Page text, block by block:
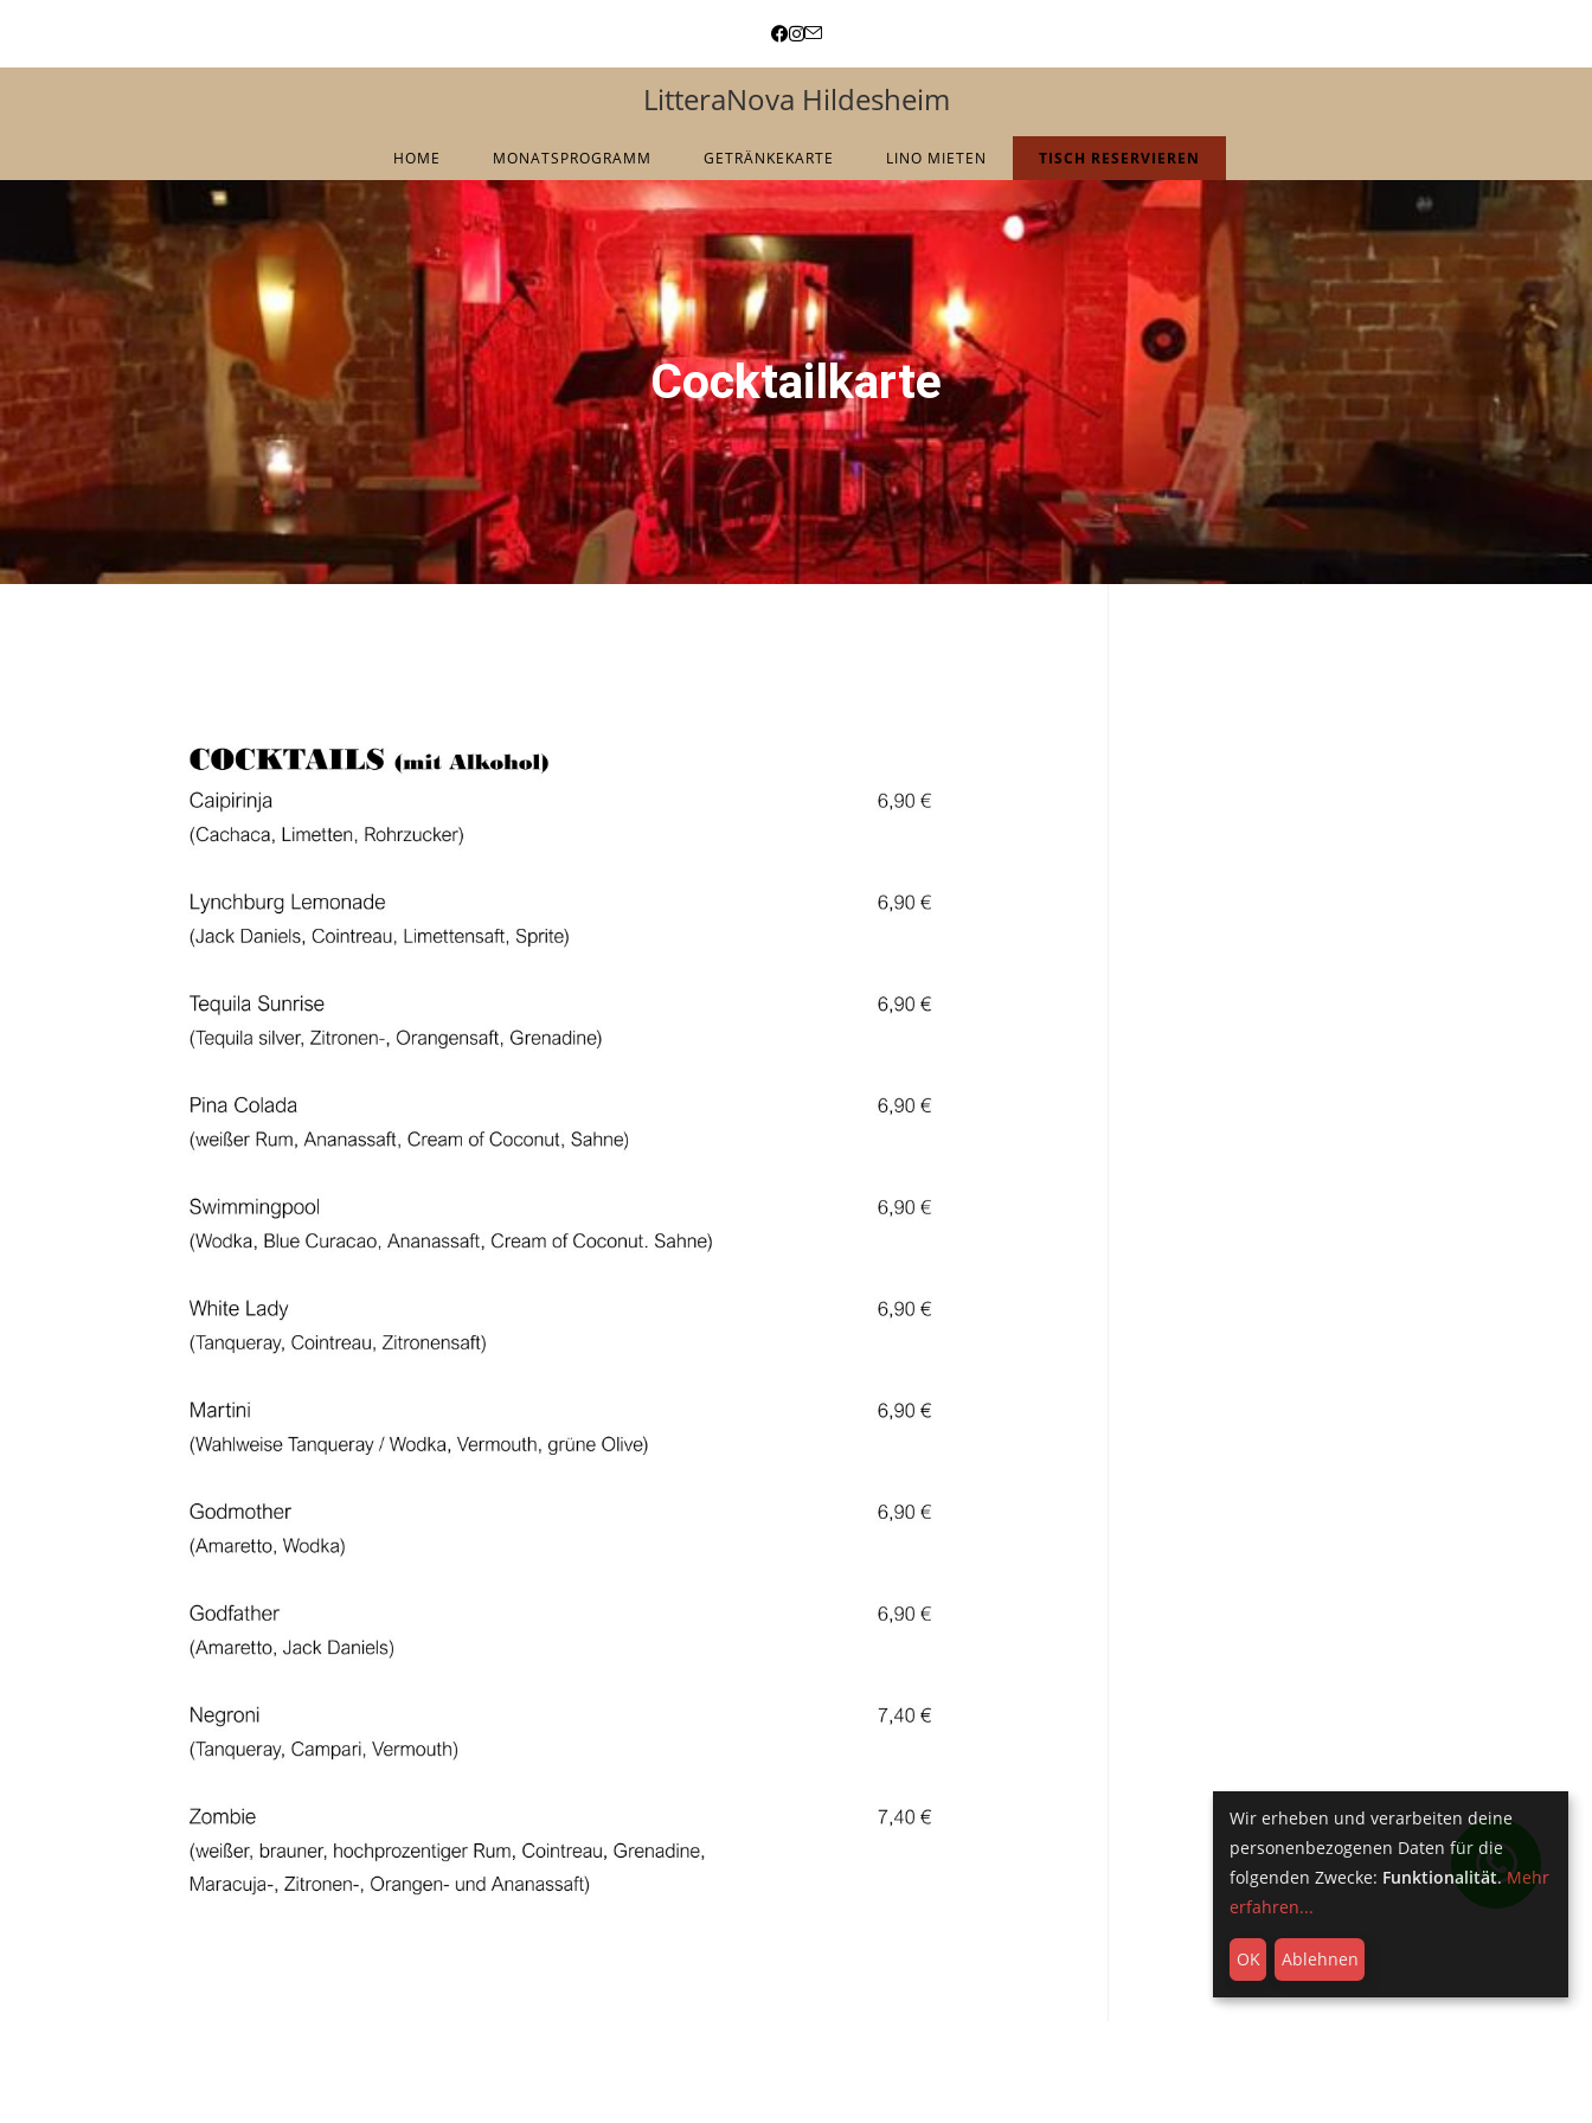
LitteraNova Hildesheim
HOME MONATSPROGRAMM GETRÄNKEKARTE LINO MIETEN TISCH RESERVIEREN
Cocktailkarte
Wir erheben und verarbeiten deine
personenbezogenen Daten für die
folgenden Zwecke: Funktionalität.Mehr
erfahren...
OK Ablehnen